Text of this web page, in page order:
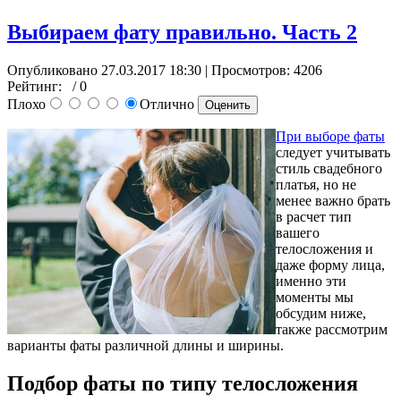
Выбираем фату правильно. Часть 2
Опубликовано 27.03.2017 18:30 | Просмотров: 4206
Рейтинг:
/ 0
Плохо
Отлично
При выборе фаты
следует учитывать
стиль свадебного
платья, но не
менее важно брать
в расчет тип
вашего
телосложения и
даже форму лица,
именно эти
моменты мы
обсудим ниже,
также рассмотрим
варианты фаты различной длины и ширины.
Подбор фаты по типу телосложения